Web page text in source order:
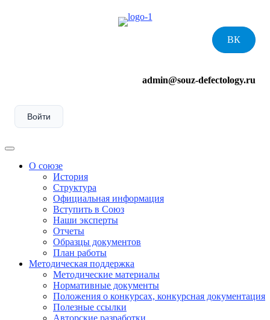
ВК
admin@souz-defectology.ru
Войти
Menu
О союзе
История
Структура
Официальная информация
Вступить в Союз
Наши эксперты
Отчеты
Образцы документов
План работы
Методическая поддержка
Методические материалы
Нормативные документы
Положения о конкурсах, конкурсная документация
Полезные ссылки
Авторские разработки